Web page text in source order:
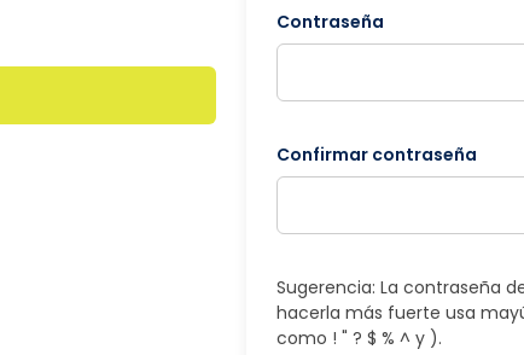
Contraseña
Confirmar contraseña
Sugerencia: La contraseña
hacerla más fuerte usa
como ! " ? $ % ^ y ).